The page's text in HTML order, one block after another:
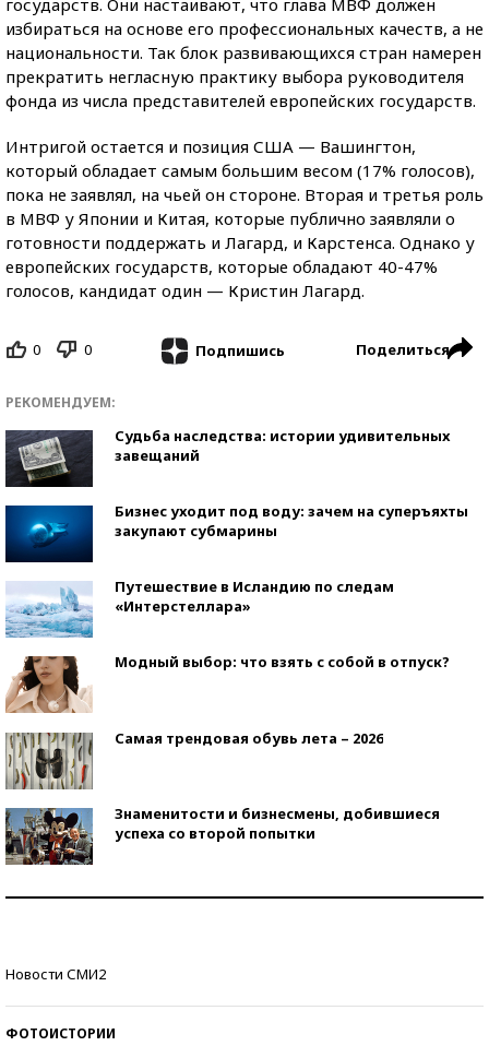
государств. Они настаивают, что глава МВФ должен
избираться на основе его профессиональных качеств, а не
национальности. Так блок развивающихся стран намерен
прекратить негласную практику выбора руководителя
фонда из числа представителей европейских государств.
Интригой остается и позиция США — Вашингтон,
который обладает самым большим весом (17% голосов),
пока не заявлял, на чьей он стороне. Вторая и третья роль
в МВФ у Японии и Китая, которые публично заявляли о
готовности поддержать и Лагард, и Карстенса. Однако у
европейских государств, которые обладают 40-47%
голосов, кандидат один — Кристин Лагард.
0 0 Подпишись Поделиться
РЕКОМЕНДУЕМ:
Судьба наследства: истории удивительных
завещаний
Бизнес уходит под воду: зачем на суперъяхты
закупают субмарины
Путешествие в Исландию по следам
«Интерстеллара»
Модный выбор: что взять с собой в отпуск?
Самая трендовая обувь лета – 2026
Знаменитости и бизнесмены, добившиеся
успеха со второй попытки
Новости СМИ2
ФОТОИСТОРИИ